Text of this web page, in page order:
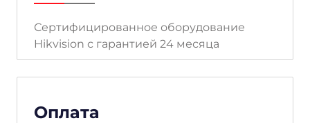
Сертифицированное оборудование
Hikvision с гарантией 24 месяца
Оплата